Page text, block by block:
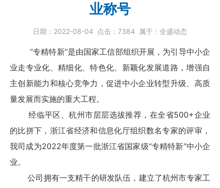
业称号
日期： 2022-08-04 点击： 7384 属于： 全盛动态
“专精特新”是由国家工信部组织开展，为引导中小企
业走专业化、精细化、特色化、新颖化发展道路，增强自
主创新能力和核心竞争力，促进中小企业转型升级、高质
量发展而实施的重大工程。
经临平区、杭州市层层选拔推荐，在全省500+企业
的比拼下，浙江省经济和信息化厅组织数名专家的评审，
我司成为2022年度第一批浙江省国家级“专精特新”中小企
业。
公司拥有一支精干的研发队伍，建立了杭州市专家工